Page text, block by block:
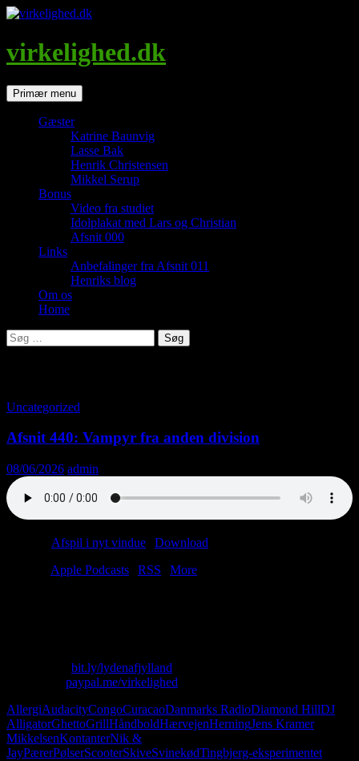
Hop
indhold
virkelighed.dk
SøgPrimær menu
Gæster
Katrine Baunvig
Lasse Bak
Henrik Christensen
Mikkel Serup
Bonus
Video fra studiet
Idolplakat med Lars og Christian
Afsnit 000
Links
Anbefalinger fra Afsnit 011
Henriks blog
Om os
Home
Søg
efter:
Uncategorized
Afsnit 440: Vampyr fra anden division
08/06/2026 admin
Afspil i nyt vindue Download
Apple Podcasts RSS
More
bit.ly/lydenafjylland
paypal.me/virkelighed
AllergiAudacityCongoCuracaoDanmarks RadioDiamond HillDJ
AlligatorGhettoGrillHåndboldHærvejenHerningJens Kramer
MikkelsenKontanterNik &
JayPærerPølserScooterSkiveSvinekødTingbjerg-eksperimentet